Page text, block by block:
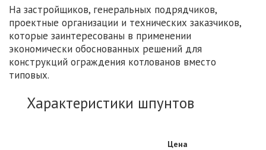
На застройщиков, генеральных подрядчиков,
проектные организации и технических заказчиков,
которые заинтересованы в применении
экономически обоснованных решений для
конструкций ограждения котлованов вместо
типовых.
Характеристики шпунтов
Цена